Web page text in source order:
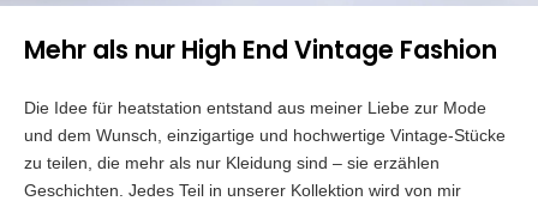
Mehr als nur High End Vintage Fashion
Die Idee für heatstation entstand aus meiner Liebe zur Mode
und dem Wunsch, einzigartige und hochwertige Vintage-Stücke
zu teilen, die mehr als nur Kleidung sind – sie erzählen
Geschichten. Jedes Teil in unserer Kollektion wird von mir